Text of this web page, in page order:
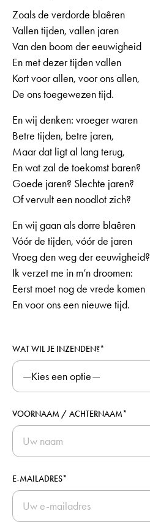
Zoals de verdorde blaêren
Vallen tijden, vallen jaren
Van den boom der eeuwigheid
En met dezer tijden vallen
Kort voor allen, voor ons allen,
De ons toegewezen tijd.
En wij denken: vroeger waren
Betre tijden, betre jaren,
Maar dat ligt al lang terug,
En wat zal de toekomst baren?
Goede jaren? Slechte jaren?
Of vervult een noodlot zich?
En wij gaan als dorre blaêren
Vóór de tijden, vóór de jaren
Vroeg den weg der eeuwigheid?
Ik verzet me in m’n droomen:
Eerst moet nog de vrede komen
En voor ons een nieuwe tijd.
WAT WIL JE INZENDEN?*
VOORNAAM / ACHTERNAAM*
E-MAILADRES*